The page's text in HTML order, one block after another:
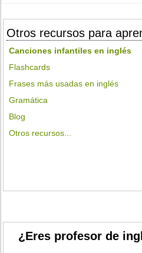
Otros recursos para
Canciones infantiles en inglés
Flashcards
Frases más usadas en inglés
Gramática
Blog
Otros recursos...
¿Eres profesor de